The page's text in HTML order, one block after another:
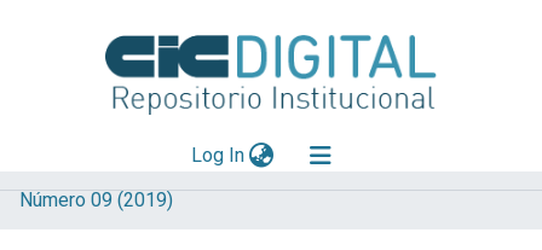
Log In(current)
Explorar
Número 09 (2019)